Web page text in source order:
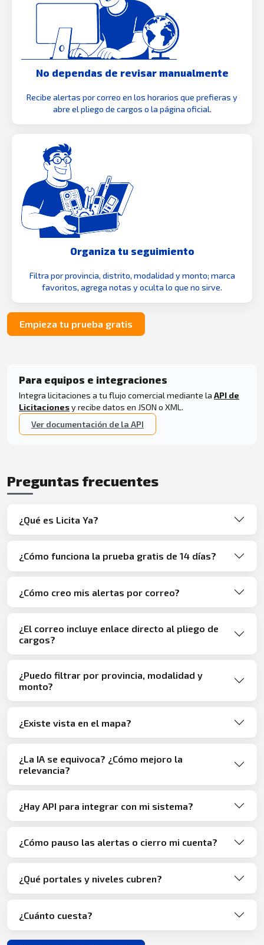
No dependas de revisar manualmente
Recibe alertas por correo en los horarios que prefieras y
abre el pliego de cargos o la página oficial.
Organiza tu seguimiento
Filtra por provincia, distrito, modalidad y monto; marca
favoritos, agrega notas y oculta lo que no sirve.
Empieza tu prueba gratis
Para equipos e integraciones
Integra licitaciones a tu flujo comercial mediante la API de
Licitacionesy recibe datos en JSON o XML.
Ver documentación de la API
Preguntas frecuentes
¿Qué es Licita Ya?
¿Cómo funciona la prueba gratis de 14 días?
¿Cómo creo mis alertas por correo?
¿El correo incluye enlace directo al pliego de
cargos?
¿Puedo filtrar por provincia, modalidad y
monto?
¿Existe vista en el mapa?
¿La IA se equivoca? ¿Cómo mejoro la
relevancia?
¿Hay API para integrar con mi sistema?
¿Cómo pauso las alertas o cierro mi cuenta?
¿Qué portales y niveles cubren?
¿Cuánto cuesta?